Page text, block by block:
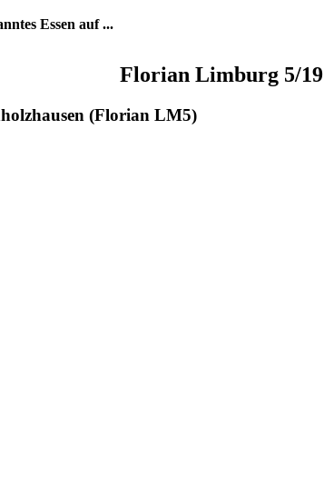
Essen auf ...
Florian Limburg 5/19
(Florian LM5)